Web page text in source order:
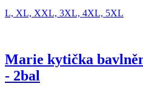
L, XL, XXL, 3XL, 4XL, 5XL
Marie kytička
- 2bal